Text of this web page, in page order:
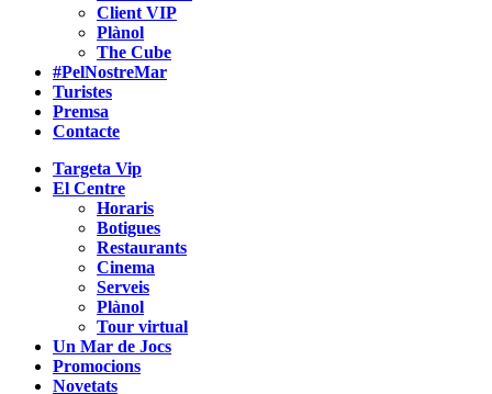
Client VIP
Plànol
The Cube
#PelNostreMar
Turistes
Premsa
Contacte
Targeta Vip
El Centre
Horaris
Botigues
Restaurants
Cinema
Serveis
Plànol
Tour virtual
Un Mar de Jocs
Promocions
Novetats